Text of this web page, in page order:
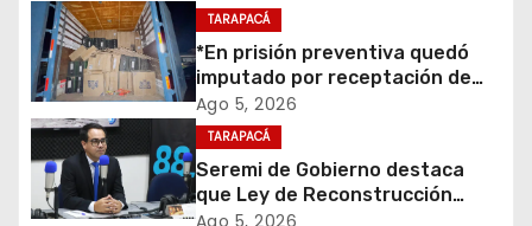
ó
n
d
e
para el retiro de cables en
desuso en Iquique
TARAPACÁ
*En prisión preventiva quedó
imputado por receptación de
cigarrillos avaluados en $1.600
millones*
Ago 5, 2026
TARAPACÁ
Seremi de Gobierno destaca
que Ley de Reconstrucción
Nacional impulsará la inversión
Ago 5, 2026